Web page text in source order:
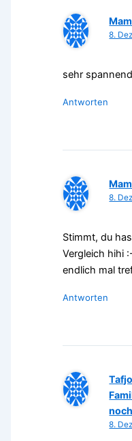
8.
sehr
Antworten
8.
Stimmt, du
Vergleich hihi
endlich mal
Antworten
8.